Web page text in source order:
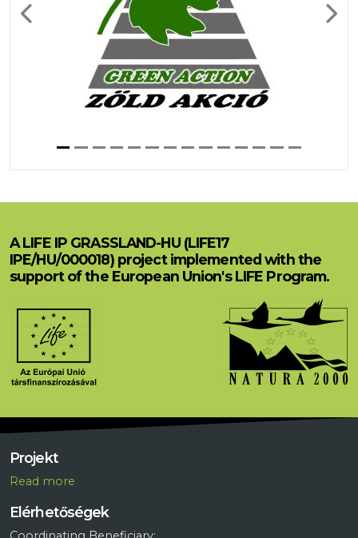
Previous Next
A LIFE IP GRASSLAND-HU (LIFE17
IPE/HU/000018) project implemented with the
support of the European Union's LIFE Program.
Projekt
Read more
Elérhetőségek